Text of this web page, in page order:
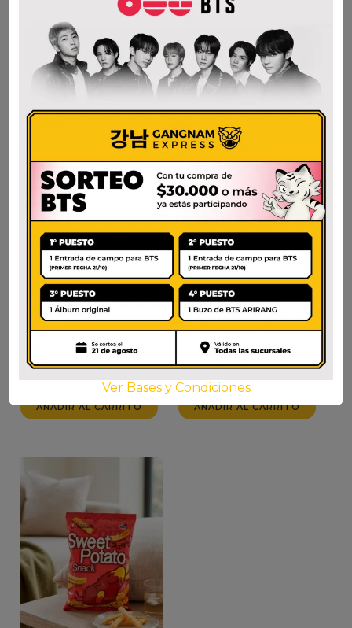
AÑADIR AL CARRITO
PEPERO GRANDE
CHOCOLATE
$3.000
AÑADIR AL CARRITO
CHOCO HOMERUN
BALL
$3.000
AÑADIR AL CARRITO
Ver Bases y Condiciones